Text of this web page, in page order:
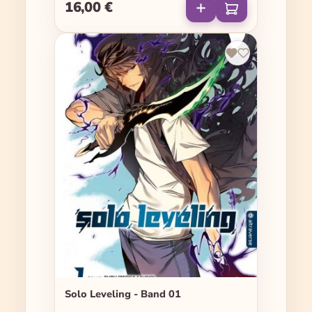
Regulärer Preis:
16,00 €
Solo Leveling - Band 01